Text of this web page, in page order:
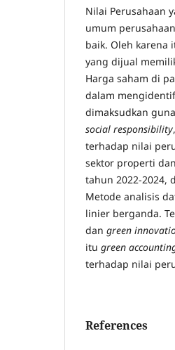
Nilai Perusahaan
umum
baik. Oleh karena
yang dijual
Harga saham di
dalam
dimaksudkan
social responsibility,
terhadap nilai
sektor properti
tahun 2022-2024,
Metode analisis
linier berganda.
dan green
itu green
terhadap nilai
References